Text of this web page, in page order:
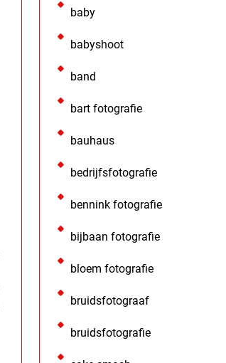
baby
babyshoot
band
bart fotografie
bauhaus
bedrijfsfotografie
bennink fotografie
bijbaan fotografie
bloem fotografie
bruidsfotograaf
bruidsfotografie